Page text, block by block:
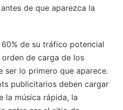
de que aparezca la
de su tráfico potencial
de carga de los
ser lo primero que aparece.
publicitarios deben cargar
la música rápida, la